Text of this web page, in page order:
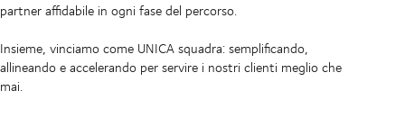
partner affidabile in ogni fase del percorso.
Insieme, vinciamo come UNICA squadra: semplificando,
allineando e accelerando per servire i nostri clienti meglio che
mai.